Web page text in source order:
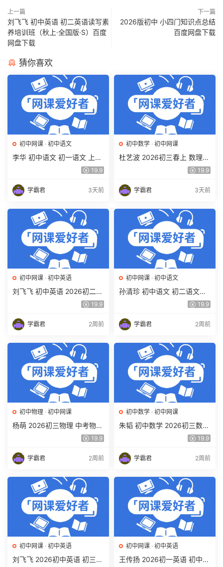
上一篇
刘飞飞 初中英语 初二英语读写素
养培训班（秋上·全国版·S）百度
网盘下载
下一篇
2026版初中 小四门知识点总结
百度网盘下载
猜你喜欢
初中网课 · 初中语文
李华 初中语文 初一语文 上下
学期同步复习课程（34讲带19.9
学霸君 3天前
初中数学 · 初中网课
杜艺波 2026初三春上 数理思
维自主学习·SK（三期）百度
19.9
学霸君 3天前
初中网课 · 初中英语
刘飞飞 初中英语 2026初二英
语读写素养培训班（秋上秋下
19.9
学霸君 2周前
初中网课 · 初中语文
孙清珍 初中语文 初二语文读
写素养培训班（秋上秋下·全19.9
学霸君 2周前
初中物理 · 初中网课
杨萌 2026初三物理 中考物理
培训班 秋上秋下·全国版·S 百
19.9
学霸君 2周前
初中数学 · 初中网课
朱韬 初中数学 2026初三数学
中考数学培训班（秋上秋下·19.9
学霸君 2周前
初中网课 · 初中英语
刘飞飞 2026初中英语 初三英
初中网课 · 初中英语
王传扬 2026初一英语 初中英